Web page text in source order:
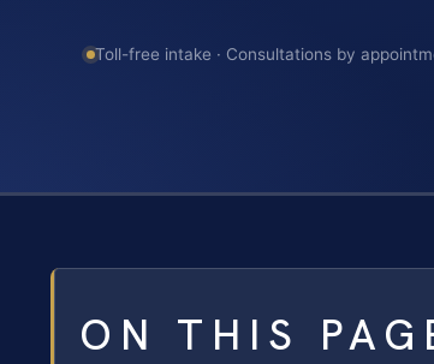
Toll-free intake · Consultations by
ON THIS